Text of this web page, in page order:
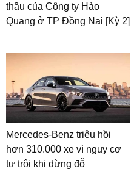
thầu của Công ty Hào
Quang ở TP Đồng Nai [Kỳ 2]
Mercedes-Benz triệu hồi
hơn 310.000 xe vì nguy cơ
tự trôi khi dừng đỗ